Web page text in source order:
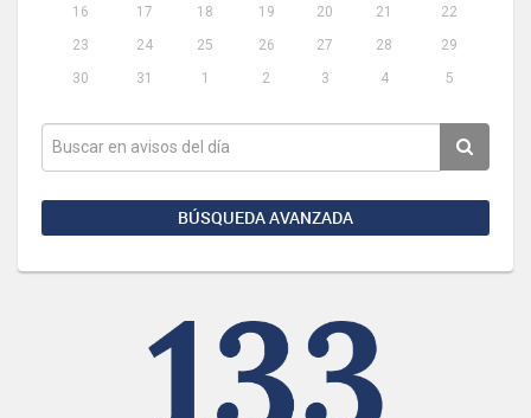
16
17 18 19 20 21
22
23
24 25 26 27 28
29
30
31 1 2 3 4 5
BÚSQUEDA AVANZADA